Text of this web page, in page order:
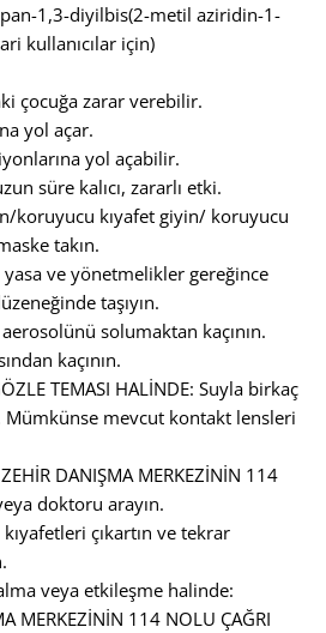
1,3-diyilbis(2-metil aziridin-1-
kullanıcılar için)
çocuğa zarar verebilir.
yol açar.
yol açabilir.
süre kalıcı, zararlı etki.
koruyucu kıyafet giyin/ koruyucu
takın.
ve yönetmelikler gereğince
taşıyın.
solumaktan kaçının.
kaçının.
TEMASI HALİNDE: Suyla birkaç
Mümkünse mevcut kontakt lensleri
DANIŞMA MERKEZİNİN 114
doktoru arayın.
çıkartın ve tekrar
veya etkileşme halinde:
MERKEZİNİN 114 NOLU ÇAĞRI